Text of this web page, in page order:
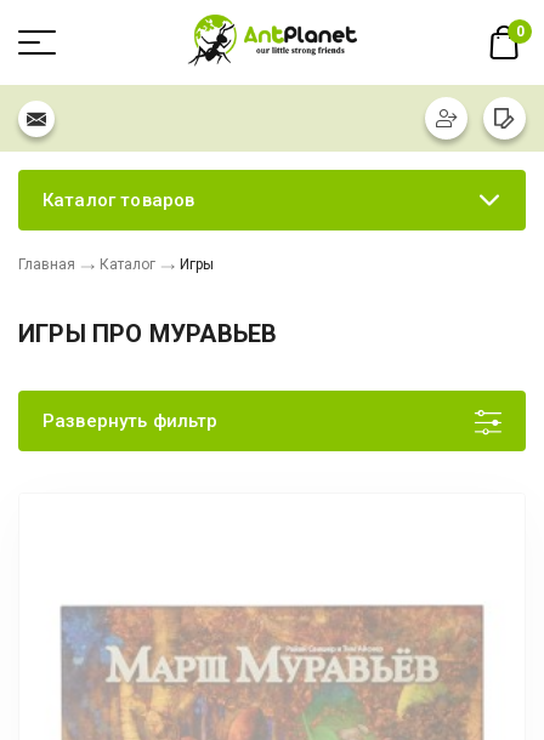
0
Каталог товаров
Главная Каталог Игры
ИГРЫ ПРО МУРАВЬЕВ
Развернуть фильтр